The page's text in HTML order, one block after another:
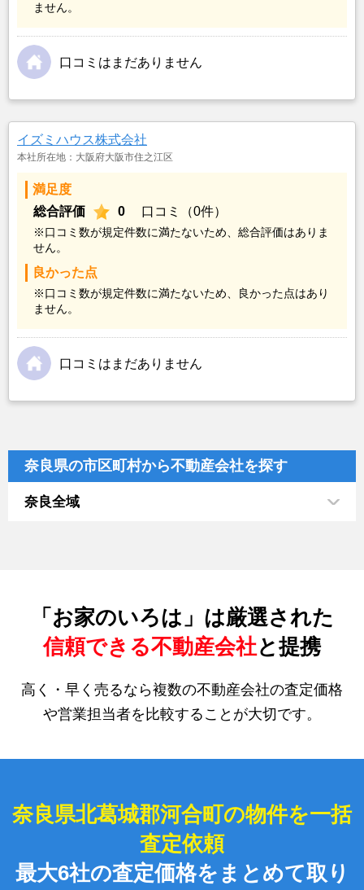
ません。
口コミはまだありません
イズミハウス株式会社
本社所在地：大阪府大阪市住之江区
満足度
総合評価
0 口コミ（0件）
※口コミ数が規定件数に満たないため、総合評価はありま
せん。
良かった点
※口コミ数が規定件数に満たないため、良かった点はあり
ません。
口コミはまだありません
奈良県の市区町村から不動産会社を探す
奈良全域
「お家のいろは」は厳選された
信頼できる不動産会社と提携
高く・早く売るなら複数の不動産会社の査定価格
や営業担当者を比較することが大切です。
奈良県北葛城郡河合町の物件を一括
査定依頼
最大6社の査定価格をまとめて取り